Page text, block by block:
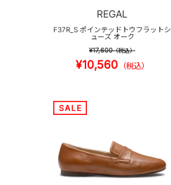
REGAL
F37R_S ポインテッドトウフラットシ
ューズ オーク
¥17,600（税込）
¥10,560 （税込）